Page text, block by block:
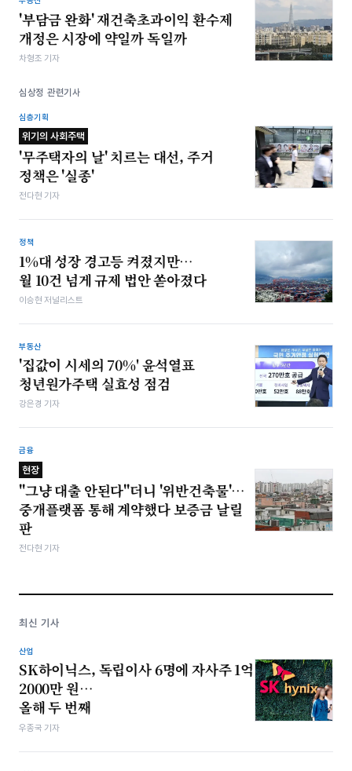
'부담금 완화' 재건축초과이익 환수제
개정은 시장에 약일까 독일까
차형조 기자
심상정 관련기사
심층기획
위기의 사회주택
'무주택자의 날' 치르는 대선, 주거
정책은 '실종'
전다현 기자
정책
1%대 성장 경고등 켜졌지만…
월 10건 넘게 규제 법안 쏟아졌다
이승현 저널리스트
부동산
'집값이 시세의 70%' 윤석열표
청년원가주택 실효성 점검
강은경 기자
금융
현장
"그냥 대출 안된다"더니 '위반건축물'…
중개플랫폼 통해 계약했다 보증금 날릴
판
전다현 기자
최신 기사
산업
SK하이닉스, 독립이사 6명에 자사주 1억
2000만 원…
올해 두 번째
우종국 기자